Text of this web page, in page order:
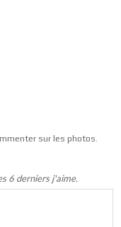
sur les photos.
6 derniers j'aime.